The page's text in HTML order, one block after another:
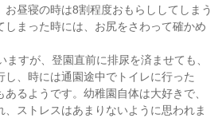
お昼寝の時は8割程度おもらししてしまう
しまった時には、お尻をさわって確かめ
すが、登園直前に排尿を済ませても、
し、時には通園途中でトイレに行った
るようです。幼稚園自体は大好きで、
、ストレスはあまりないように思われま